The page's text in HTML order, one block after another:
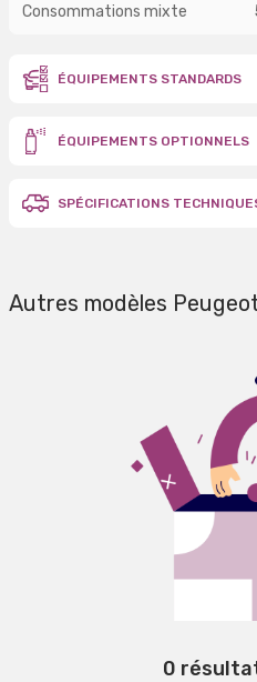
Consommations mixte
ÉQUIPEMENTS STANDARDS
ÉQUIPEMENTS OPTIONNELS
SPÉCIFICATIONS
Autres modèles
0